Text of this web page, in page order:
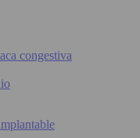
congestiva